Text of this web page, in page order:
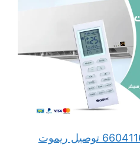
توصيل ريموت للمنزل 66041166 توصيل ريموت